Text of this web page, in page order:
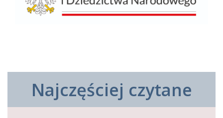
Najczęściej czytane